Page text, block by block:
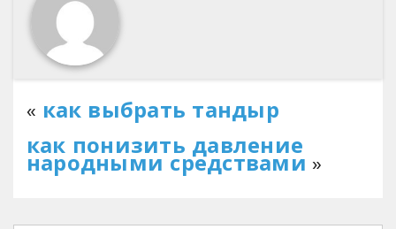
« как выбрать тандыр
как понизить давление
народными средствами »